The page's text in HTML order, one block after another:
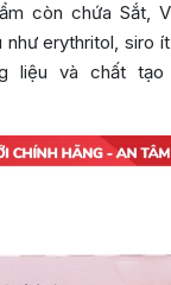
còn chứa Sắt,
như erythritol, siro
liệu và chất tạo